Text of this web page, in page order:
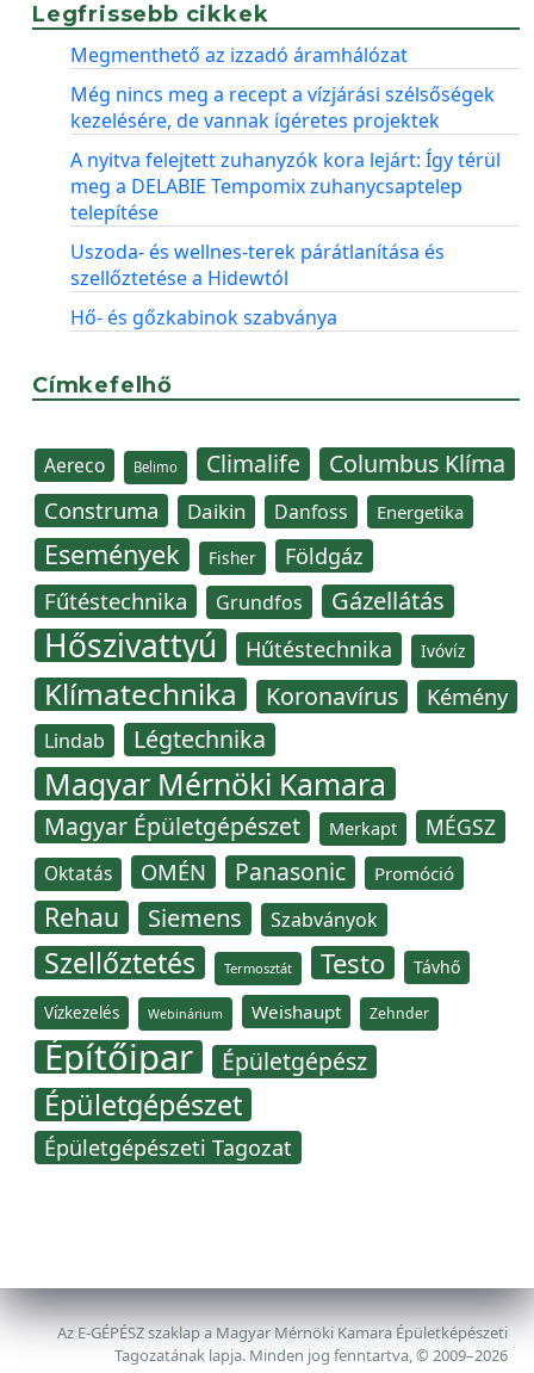
Legfrissebb cikkek
Megmenthető az izzadó áramhálózat
Még nincs meg a recept a vízjárási szélsőségek
kezelésére, de vannak ígéretes projektek
A nyitva felejtett zuhanyzók kora lejárt: Így térül
meg a DELABIE Tempomix zuhanycsaptelep
telepítése
Uszoda- és wellnes-terek párátlanítása és
szellőztetése a Hidewtól
Hő- és gőzkabinok szabványa
Címkefelhő
Aereco Belimo Climalife Columbus Klíma
Construma Daikin Danfoss Energetika
Események Fisher Földgáz
Fűtéstechnika Grundfos Gázellátás
Hőszivattyú Hűtéstechnika Ivóvíz
Klímatechnika Koronavírus Kémény
Lindab Légtechnika
Magyar Mérnöki Kamara
Magyar Épületgépészet Merkapt MÉGSZ
Oktatás OMÉN Panasonic Promóció
Rehau Siemens Szabványok
Szellőztetés Termosztát Testo Távhő
Vízkezelés Webinárium Weishaupt Zehnder
Építőipar Épületgépész
Épületgépészet
Épületgépészeti Tagozat
Az E-GÉPÉSZ szaklap a Magyar Mérnöki Kamara Épületképészeti
Tagozatának lapja. Minden jog fenntartva, © 2009–2026